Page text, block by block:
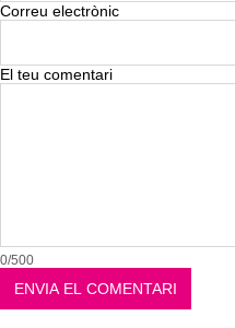
Correu electrònic
El teu comentari
0/500